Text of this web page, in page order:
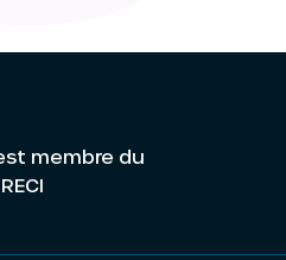
est membre du